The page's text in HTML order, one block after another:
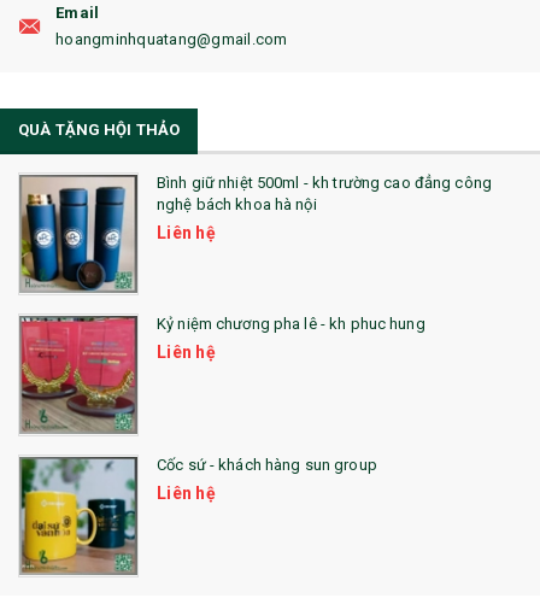
19. ĐỒNG HỒ TREO TƯỜNG
22. ĐỒNG HỒ ĐỂ BÀN
23. QÙA TẶNG ĐỘC ĐÁO
24. QÙA TẶNG PHA LÊ
25. QUÀ TẶNG GLASSLOCK
26. QUÀ TẶNG LUMINARC
28. BỘ ĐỒ ĂN CAO CẤP
29. MÓC KHOÁ
31. TÚI VẢI KHÔNG DỆT
32. TÚI VẢI BỐ
33. MŨ LƯỠI TRAI
Email
hoangminhquatang@gmail.com
QUÀ TẶNG HỘI THẢO
Bình giữ nhiệt 500ml - kh trường cao đẳng công
nghệ bách khoa hà nội
Liên hệ
Kỷ niệm chương pha lê - kh phuc hung
Liên hệ
Cốc sứ - khách hàng sun group
Liên hệ